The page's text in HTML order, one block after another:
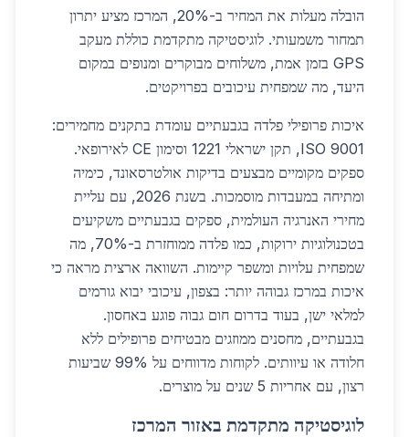
הובלה מעלות את המחיר ב-20%, המרכז מציע יתרון
תמחור משמעותי. לוגיסטיקה מתקדמת כוללת מעקב
GPS בזמן אמת, משלוחים מבוקרים ומנופים במקום
היעד, מה שמפחית עיכובים בפרויקטים.
איכות פרופילי פלדה בגבעתיים עומדת בתקנים מחמירים:
ISO 9001, תקן ישראלי 1221 וסימון CE לאירופאי.
ספקים מקומיים מבצעים בדיקות אולטרסאונד, כימיה
ומתיחה במעבדות מוסמכות. בשנת 2026, עם עליית
מחירי האנרגיה העולמית, ספקים בגבעתיים משקיעים
בטכנולוגיות ירוקות, כמו פלדה ממוחזרת ב-70%, מה
שמפחית עלויות ומשפר קיימות. השוואה ארצית מראה כי
איכות במרכז גבוהה יותר: בצפון, עיכובי יבוא גורמים
למלאי ישן, בעוד בדרום חום גבוה פוגע באחסון.
בגבעתיים, מחסנים ממוזגים מבטיחים פרופילים ללא
חלודה או עיוותים. לקוחות מדווחים על 99% שביעות
רצון, עם אחריות 5 שנים על מוצרים.
לוגיסטיקה מתקדמת באזור המרכז